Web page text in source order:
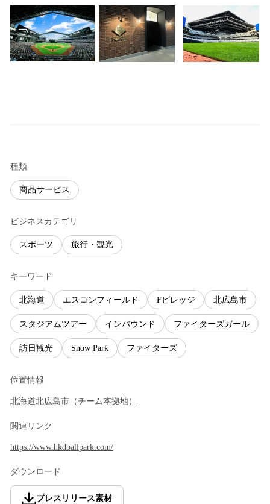
種類
商品サービス
ビジネスカテゴリ
スポーツ 旅行・観光
キーワード
北海道 エスコンフィールド Fビレッジ 北広島市
スタジアムツアー インバウンド ファイターズガール
訪日観光 Snow Park ファイターズ
位置情報
北海道北広島市 （チーム本拠地）
関連リンク
https://www.hkdballpark.com/
ダウンロード
プレスリリース素材